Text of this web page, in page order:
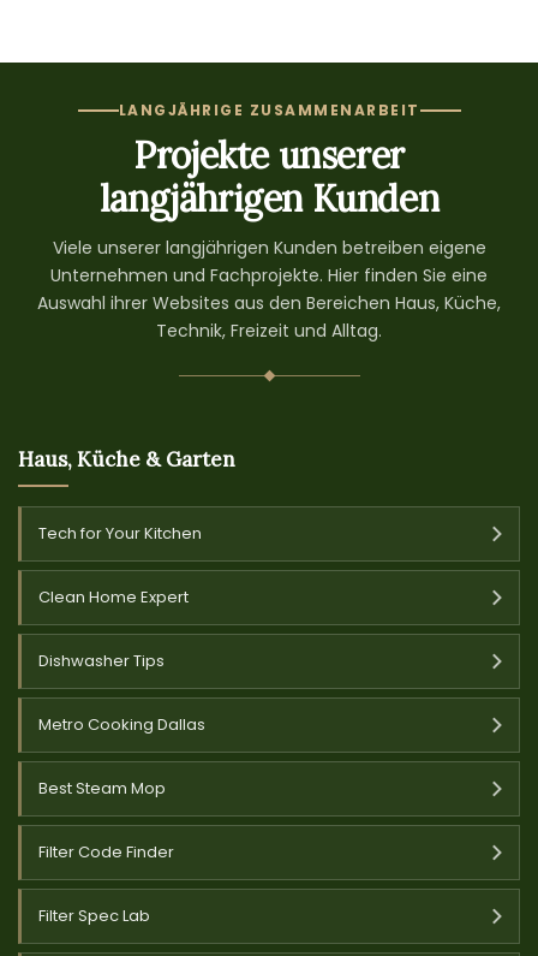
LANGJÄHRIGE ZUSAMMENARBEIT
Projekte unserer
langjährigen Kunden
Viele unserer langjährigen Kunden betreiben eigene
Unternehmen und Fachprojekte. Hier finden Sie eine
Auswahl ihrer Websites aus den Bereichen Haus, Küche,
Technik, Freizeit und Alltag.
Haus, Küche & Garten
Tech for Your Kitchen
Clean Home Expert
Dishwasher Tips
Metro Cooking Dallas
Best Steam Mop
Filter Code Finder
Filter Spec Lab